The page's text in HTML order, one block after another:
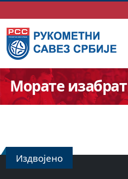
Морате
Издвојено